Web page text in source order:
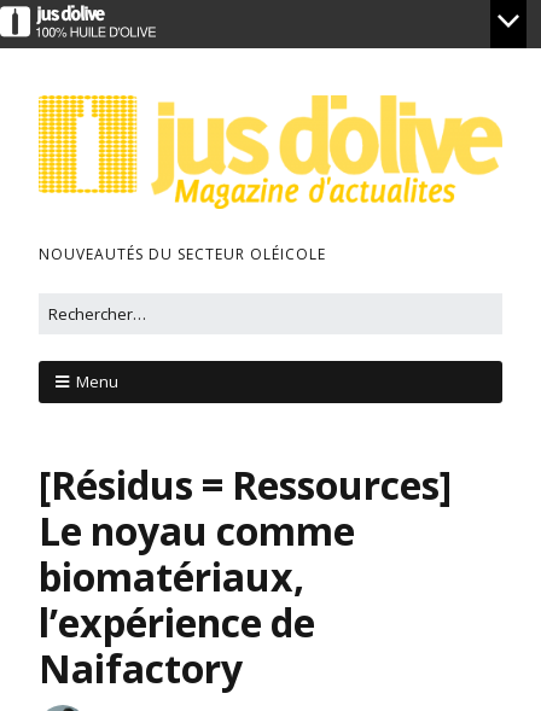
NOUVEAUTÉS DU SECTEUR OLÉICOLE
Menu
[Résidus = Ressources]
Le noyau comme
biomatériaux,
l’expérience de
Naifactory